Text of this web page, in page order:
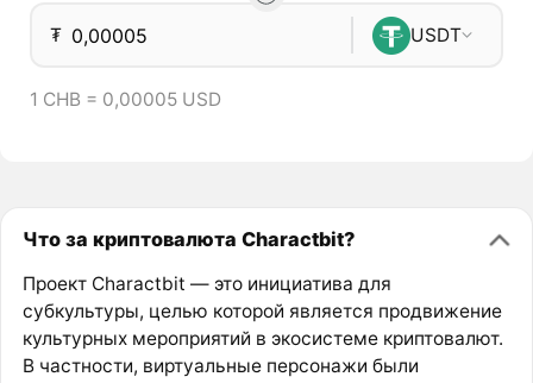
₮ USDT
1 CHB = 0,00005 USD
Что за криптовалюта Charactbit?
Проект Charactbit — это инициатива для
субкультуры, целью которой является продвижение
культурных мероприятий в экосистеме криптовалют.
В частности, виртуальные персонажи были